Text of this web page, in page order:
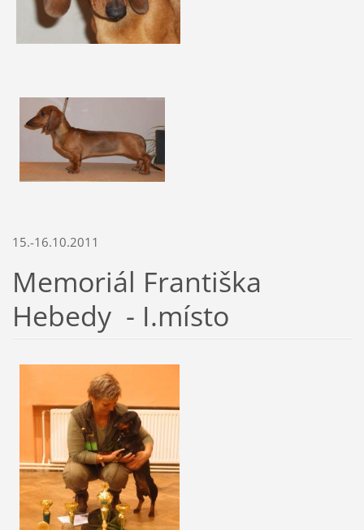
15.-16.10.2011
Memoriál Františka
Hebedy - I.místo